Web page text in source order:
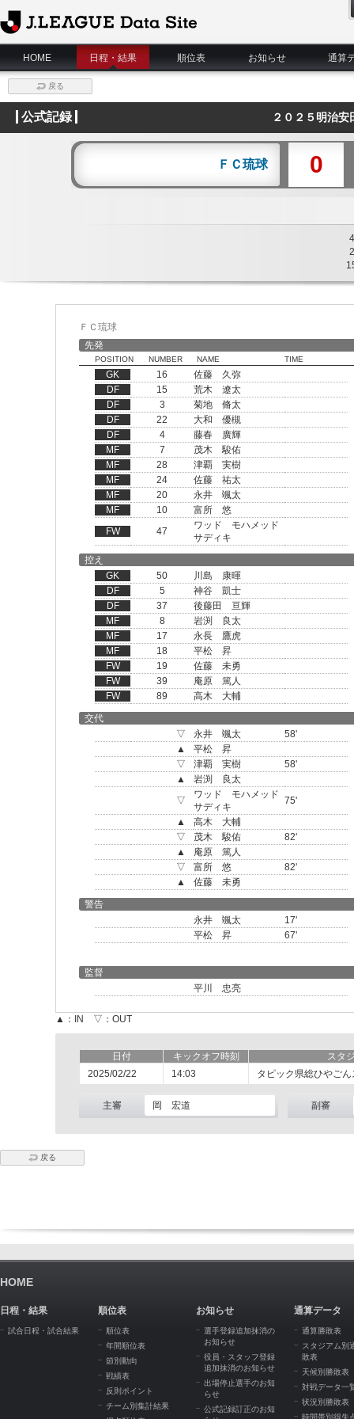
J.League Data Site
HOME
日程・結果 順位表 お知らせ 通算
戻る
公式記録 ２０２５明治
ＦＣ琉球 0
4
2
ＦＣ琉球
先発
POSITION NUMBER NAME TIME
GK 16
佐藤 久弥
DF
15
荒木 遼太
DF
3
菊地 脩太
DF
22
大和 優槻
DF
4
藤春 廣輝
MF
7
茂木 駿佑
MF
28
津覇 実樹
MF
24
佐藤 祐太
MF
20
永井 颯太
MF
10
富所 悠
FW
47
ワッド モハメッド
サディキ
控え
GK
50
川島 康暉
DF
5
神谷 凱士
DF
37
後藤田 亘輝
MF
8
岩渕 良太
MF
17
永長 鷹虎
MF
18
平松 昇
FW
19
佐藤 未勇
FW
39
庵原 篤人
FW
89
高木 大輔
交代
▽
永井 颯太
58'
▲
平松 昇
▽
津覇 実樹
58'
▲
岩渕 良太
▽
ワッド モハメッド
サディキ
75'
▲
高木 大輔
▽
茂木 駿佑
82'
▲
庵原 篤人
▽
富所 悠
82'
▲
佐藤 未勇
警告
永井 颯太
17'
平松 昇
67'
監督
平川 忠亮
▲：IN ▽：OUT
日付 キックオフ時刻
スタ
2025/02/22
14:03 タピック県総ひやご
主審 岡 宏道 副審
戻る
HOME
日程・結果
試合日程・試合結果
順位表
順位表
年間順位表
節別動向
戦績表
反則ポイント
チーム別集計結果
お知らせ
選手登録追加抹消の
お知らせ
役員・スタッフ登録
追加抹消のお知らせ
出場停止選手のお知
らせ
公式記録訂正のお知
通算データ
通算勝敗表
スタジアム別
敗表
天候別勝敗表
対戦データ一
状況別勝敗表
時間帯別得失